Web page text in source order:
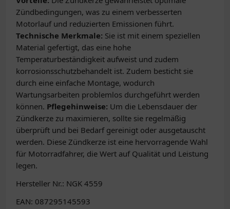
Zündbedingungen, was zu einem verbesserten
Motorlauf und reduzierten Emissionen führt.
Technische Merkmale: Sie ist mit einem speziellen
Material gefertigt, das eine hohe
Temperaturbeständigkeit aufweist und zudem
korrosionsschutzbehandelt ist. Zudem besticht sie
durch eine einfache Montage, wodurch
Wartungsarbeiten problemlos durchgeführt werden
können. Pflegehinweise: Um die Lebensdauer der
Zündkerze zu maximieren, sollte sie regelmäßig
überprüft und bei Bedarf gereinigt oder ausgetauscht
werden. Diese Zündkerze ist eine hervorragende Wahl
für Motorradfahrer, die Wert auf Qualität und Leistung
legen.
Hersteller Nr.: NGK 4559
EAN: 087295145593